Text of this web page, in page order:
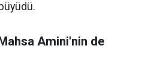
Amini'nin de